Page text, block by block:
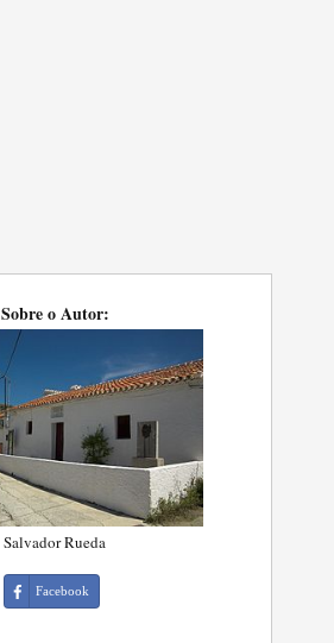
Sobre o Autor:
Salvador Rueda
Facebook